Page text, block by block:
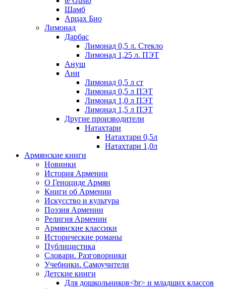
Шамб
Арцах Био
Лимонад
Дарбас
Лимонад 0,5 л. Стекло
Лимонад 1,25 л. ПЭТ
Ануш
Ани
Лимонад 0,5 л ст
Лимонад 0,5 л ПЭТ
Лимонад 1,0 л ПЭТ
Лимонад 1,5 л ПЭТ
Другие производители
Натахтари
Натахтари 0,5л
Натахтари 1,0л
Армянские книги
Новинки
История Армении
О Геноциде Армян
Книги об Армении
Иcкусство и культура
Поэзия Армении
Религия Армении
Армянские классики
Исторические романы
Публицистика
Словари. Разговорники
Учебники. Самоучители
Детские книги
Для дошкольников<br> и младших классов